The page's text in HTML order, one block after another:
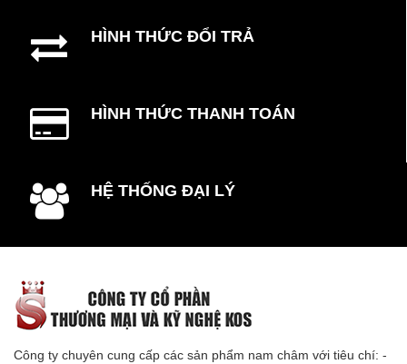
HÌNH THỨC ĐỔI TRẢ
HÌNH THỨC THANH TOÁN
HỆ THỐNG ĐẠI LÝ
Công ty chuyên cung cấp các sản phẩm nam châm với tiêu chí: -